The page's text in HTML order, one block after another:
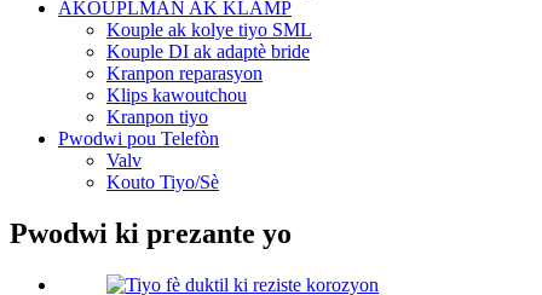
AKOUPLMAN AK KLAMP
Kouple ak kolye tiyo SML
Kouple DI ak adaptè bride
Kranpon reparasyon
Klips kawoutchou
Kranpon tiyo
Pwodwi pou Telefòn
Valv
Kouto Tiyo/Sè
Pwodwi ki prezante yo